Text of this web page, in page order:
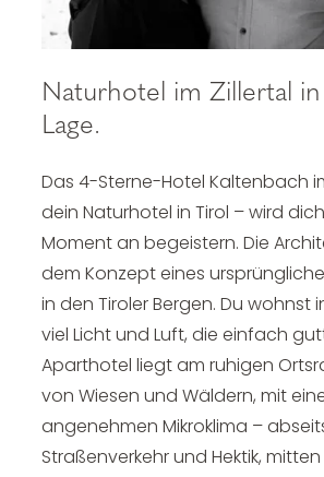
Naturhotel im Zillertal
Lage.
Das 4-Sterne-Hotel Kaltenbach
dein Naturhotel in Tirol – wird
Moment an begeistern. Die
dem Konzept eines
in den Tiroler Bergen. Du wohnst
viel Licht und Luft, die einfach
Aparthotel liegt am ruhigen
von Wiesen und Wäldern, mit
angenehmen Mikroklima –
Straßenverkehr und Hektik,